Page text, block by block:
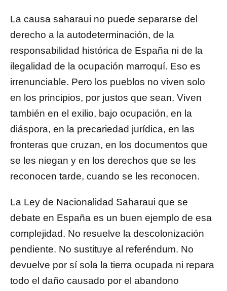
La causa saharaui no puede separarse del
derecho a la autodeterminación, de la
responsabilidad histórica de España ni de la
ilegalidad de la ocupación marroquí. Eso es
irrenunciable. Pero los pueblos no viven solo
en los principios, por justos que sean. Viven
también en el exilio, bajo ocupación, en la
diáspora, en la precariedad jurídica, en las
fronteras que cruzan, en los documentos que
se les niegan y en los derechos que se les
reconocen tarde, cuando se les reconocen.
La Ley de Nacionalidad Saharaui que se
debate en España es un buen ejemplo de esa
complejidad. No resuelve la descolonización
pendiente. No sustituye al referéndum. No
devuelve por sí sola la tierra ocupada ni repara
todo el daño causado por el abandono